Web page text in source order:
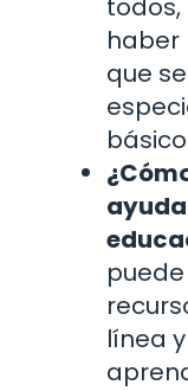
haber
que
línea